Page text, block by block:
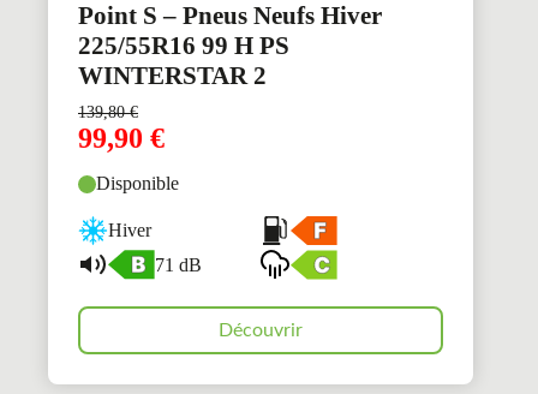
Point S – Pneus Neufs Hiver
225/55R16 99 H PS
WINTERSTAR 2
139,80€
99,90 €
Disponible
Hiver
71 dB
Découvrir